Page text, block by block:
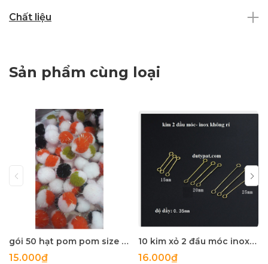
Chất liệu
Sản phẩm cùng loại
gói 50 hạt pom pom size 20mm có sợi kim tuyến nhiều màu
15.000₫
10 kim xỏ 2 đầu móc inox không rỉ loại mỏng làm hoa tai
16.000₫